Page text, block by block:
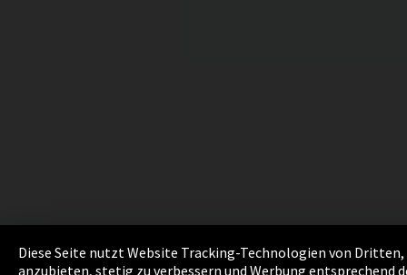
Diese Seite nutzt Website Tracking-Technologien von
anzubieten, stetig zu verbessern und Werbung entsprechend